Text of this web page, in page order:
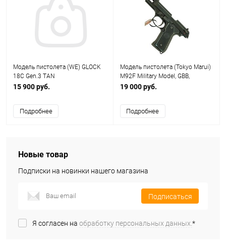
Модель пистолета (WE) GLOCK
18C Gen.3 TAN
15 900 руб.
Подробнее
Модель пистолета (Tokyo Marui)
M92F Military Model, GBB,
пластик, черный
19 000 руб.
Подробнее
Новые товар
Подписки на новинки нашего магазина
Подписаться
Я согласен на обработку персональных данных.*